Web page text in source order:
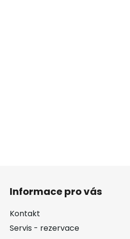
Informace pro vás
Kontakt
Servis - rezervace